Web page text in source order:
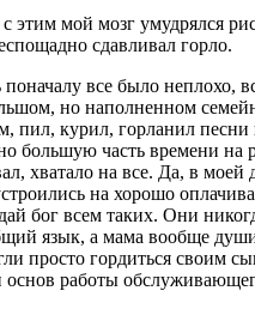
мой мозг умудрялся
сдавливал горло.
все было
но наполненном
пил, курил, горланил
большую часть времени
хватало на все. Да, в
на хорошо
бог всем таких. Они
язык, а мама вообще
просто гордиться
работы